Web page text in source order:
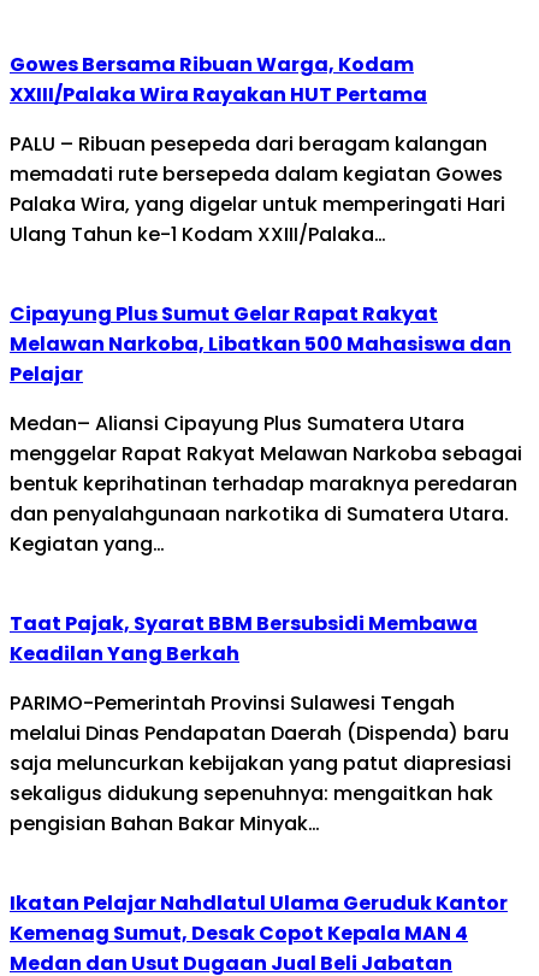
Gowes Bersama Ribuan Warga, Kodam
XXIII/Palaka Wira Rayakan HUT Pertama
PALU – Ribuan pesepeda dari beragam kalangan
memadati rute bersepeda dalam kegiatan Gowes
Palaka Wira, yang digelar untuk memperingati Hari
Ulang Tahun ke-1 Kodam XXIII/Palaka…
Cipayung Plus Sumut Gelar Rapat Rakyat
Melawan Narkoba, Libatkan 500 Mahasiswa dan
Pelajar
Medan– Aliansi Cipayung Plus Sumatera Utara
menggelar Rapat Rakyat Melawan Narkoba sebagai
bentuk keprihatinan terhadap maraknya peredaran
dan penyalahgunaan narkotika di Sumatera Utara.
Kegiatan yang…
Taat Pajak, Syarat BBM Bersubsidi Membawa
Keadilan Yang Berkah
PARIMO-Pemerintah Provinsi Sulawesi Tengah
melalui Dinas Pendapatan Daerah (Dispenda) baru
saja meluncurkan kebijakan yang patut diapresiasi
sekaligus didukung sepenuhnya: mengaitkan hak
pengisian Bahan Bakar Minyak…
Ikatan Pelajar Nahdlatul Ulama Geruduk Kantor
Kemenag Sumut, Desak Copot Kepala MAN 4
Medan dan Usut Dugaan Jual Beli Jabatan